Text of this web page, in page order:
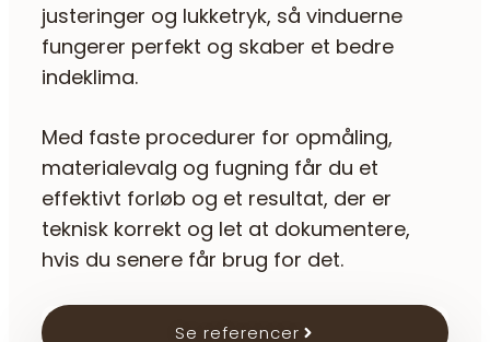
justeringer og lukketryk, så vinduerne
fungerer perfekt og skaber et bedre
indeklima.
Med faste procedurer for opmåling,
materialevalg og fugning får du et
effektivt forløb og et resultat, der er
teknisk korrekt og let at dokumentere,
hvis du senere får brug for det.
Se referencer